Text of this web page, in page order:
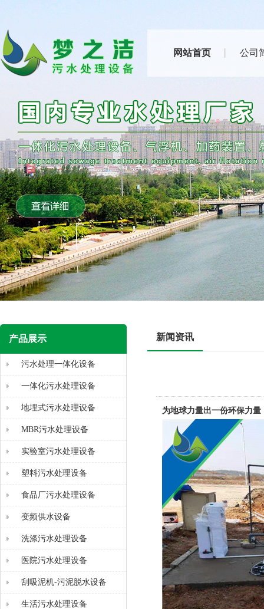
网站首页 公司
产品展示
污水处理一体化设备
一体化污水处理设备
地埋式污水处理设备
MBR污水处理设备
实验室污水处理设备
塑料污水处理设备
食品厂污水处理设备
变频供水设备
洗涤污水处理设备
医院污水处理设备
刮吸泥机-污泥脱水设备
生活污水处理设备
新闻资讯
为地球力量出一份环保力量